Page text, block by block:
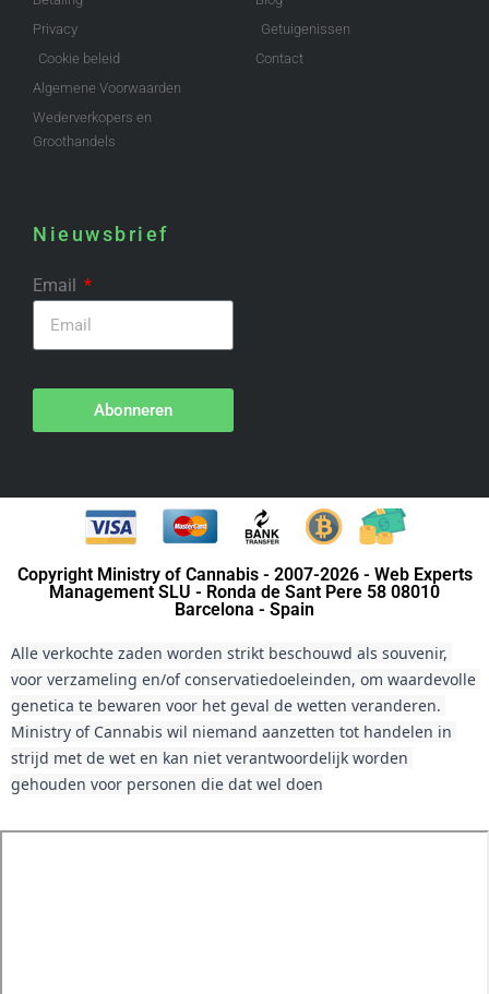
Privacy
Cookie beleid
Algemene Voorwaarden
Wederverkopers en
Groothandels
Getuigenissen
Contact
Nieuwsbrief
Email
Abonneren
Copyright Ministry of Cannabis - 2007-2026 - Web Experts
Management SLU - Ronda de Sant Pere 58 08010
Barcelona - Spain
Alle verkochte zaden worden strikt beschouwd als souvenir,
voor verzameling en/of conservatiedoeleinden, om waardevolle
genetica te bewaren voor het geval de wetten veranderen.
Ministry of Cannabis wil niemand aanzetten tot handelen in
strijd met de wet en kan niet verantwoordelijk worden
gehouden voor personen die dat wel doen